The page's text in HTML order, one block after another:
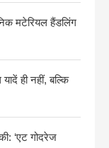
मटेरियल हैंडलिंग
ही नहीं, बल्कि
‘एट गोदरेज